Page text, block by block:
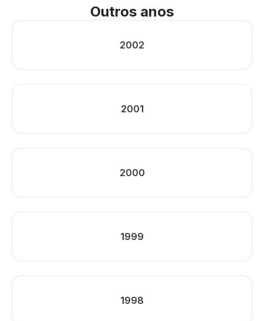
Outros anos
2002
2001
2000
1999
1998